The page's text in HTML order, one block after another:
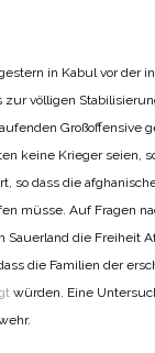
in Kabul vor der
völligen
Großoffensive
keine Krieger seien,
so dass die
müsse. Auf Fragen
die Freiheit
die Familien der
würden. Eine